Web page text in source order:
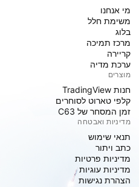
מי אנחנו
משימת חלל
בלוג
מרכז תמיכה
קריירה
ערכת מדיה
מוצרים
חנות TradingView
קלפי טארוט לסוחרים
זמן המסחר של C63
מדיניות ואבטחה
תנאי שימוש
כתב ויתור
מדיניות פרטיות
מדיניות עוגיות
הצהרת נגישות